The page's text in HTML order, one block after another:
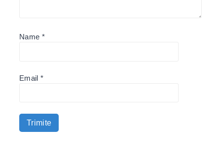
Name *
Email *